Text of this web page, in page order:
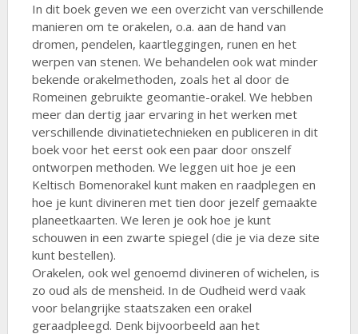
In dit boek geven we een overzicht van verschillende
manieren om te orakelen, o.a. aan de hand van
dromen, pendelen, kaartleggingen, runen en het
werpen van stenen. We behandelen ook wat minder
bekende orakelmethoden, zoals het al door de
Romeinen gebruikte geomantie-orakel. We hebben
meer dan dertig jaar ervaring in het werken met
verschillende divinatietechnieken en publiceren in dit
boek voor het eerst ook een paar door onszelf
ontworpen methoden. We leggen uit hoe je een
Keltisch Bomenorakel kunt maken en raadplegen en
hoe je kunt divineren met tien door jezelf gemaakte
planeetkaarten. We leren je ook hoe je kunt
schouwen in een zwarte spiegel (die je via deze site
kunt bestellen).
Orakelen, ook wel genoemd divineren of wichelen, is
zo oud als de mensheid. In de Oudheid werd vaak
voor belangrijke staatszaken een orakel
geraadpleegd. Denk bijvoorbeeld aan het